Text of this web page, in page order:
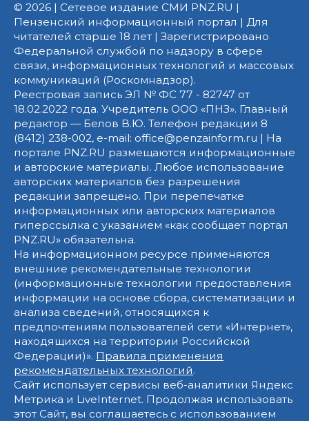
© 2026 | Сетевое издание СМИ PNZ.RU |
Пензенский информационный портал | Для
читателей старше 18 лет | Зарегистрировано
Федеральной службой по надзору в сфере
связи, информационных технологий и массовых
коммуникаций (Роскомнадзор).
Реестровая запись ЭЛ № ФС 77 - 82747 от
18.02.2022 года. Учредитель ООО «ПНЗ». Главный
редактор — Белов В.Ю. Телефон редакции 8
(8412) 238-002, e-mail: office@penzainform.ru | На
портале PNZ.RU размещаются информационные
и авторские материалы. Любое использование
авторских материалов без разрешения
редакции запрещено. При перепечатке
информационных или авторских материалов
гиперссылка с указанием «как сообщает портал
PNZ.RU» обязательна.
На информационном ресурсе применяются
внешние рекомендательные технологии
(информационные технологии предоставления
информации на основе сбора, систематизации и
анализа сведений, относящихся к
предпочтениям пользователей сети «Интернет»,
находящихся на территории Российской
Федерации)». Правила применения
рекомендательных технологий.
Сайт использует сервисы веб-аналитики Яндекс
Метрика и LiveInternet. Продолжая использовать
этот Сайт, вы соглашаетесь с использованием